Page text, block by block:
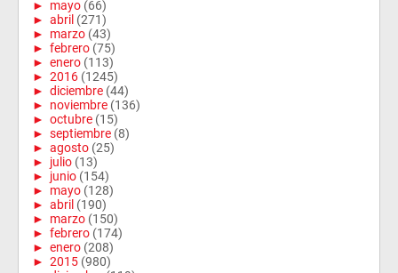
► mayo (66)
► abril (271)
► marzo (43)
► febrero (75)
► enero (113)
► 2016 (1245)
► diciembre (44)
► noviembre (136)
► octubre (15)
► septiembre (8)
► agosto (25)
► julio (13)
► junio (154)
► mayo (128)
► abril (190)
► marzo (150)
► febrero (174)
► enero (208)
► 2015 (980)